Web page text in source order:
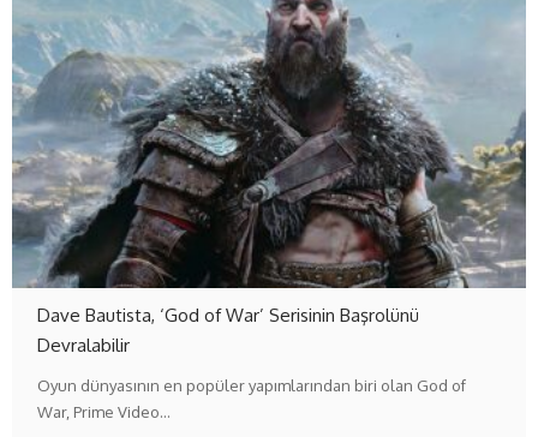
Dave Bautista, ‘God of War’ Serisinin Başrolünü
Devralabilir
Oyun dünyasının en popüler yapımlarından biri olan God of
War, Prime Video…